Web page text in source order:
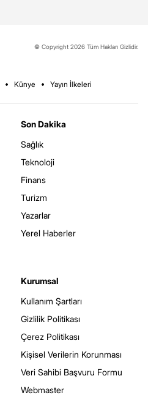
© Copyright 2026 Tüm Hakları Gizlidir.
Künye Yayın İlkeleri
Son Dakika
Sağlık
Teknoloji
Finans
Turizm
Yazarlar
Yerel Haberler
Kurumsal
Kullanım Şartları
Gizlilik Politikası
Çerez Politikası
Kişisel Verilerin Korunması
Veri Sahibi Başvuru Formu
Webmaster